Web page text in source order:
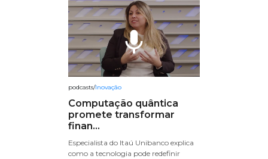
mic
podcasts/Inovação
Computação quântica
promete transformar
finan...
Especialista do Itaú Unibanco explica
como a tecnologia pode redefinir